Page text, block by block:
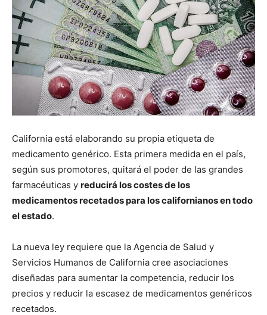
California está elaborando su propia etiqueta de
medicamento genérico. Esta primera medida en el país,
según sus promotores, quitará el poder de las grandes
farmacéuticas y reducirá los costes de los
medicamentos recetados para los californianos en todo
el estado.
La nueva ley requiere que la Agencia de Salud y
Servicios Humanos de California cree asociaciones
diseñadas para aumentar la competencia, reducir los
precios y reducir la escasez de medicamentos genéricos
recetados.